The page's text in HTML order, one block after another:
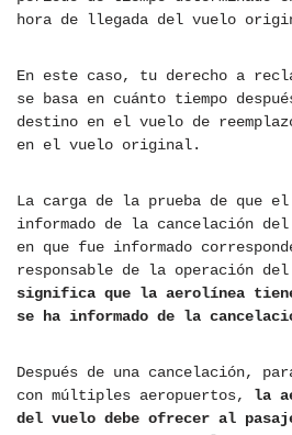
hora de llegada del vuelo
En este caso, tu derecho a
se basa en cuánto tiempo
destino en el vuelo de
en el vuelo original.
La carga de la prueba de que
informado de la cancelación
en que fue informado
responsable de la operación
significa que la aerolínea tiene
se ha informado de la
Después de una cancelación,
con múltiples aeropuertos, la
del vuelo debe ofrecer al